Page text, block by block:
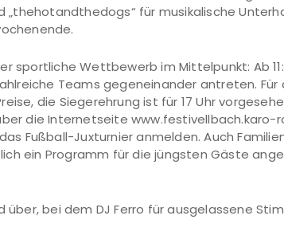
„thehotandthedogs“ für musikalische
sportliche Wettbewerb im Mittelpunkt: Ab
Teams gegeneinander antreten. Für
die Siegerehrung ist für 17 Uhr
die Internetseite www.festivellbach.karo-
Fußball-Juxturnier anmelden. Auch
ein Programm für die jüngsten Gäste
über, bei dem DJ Ferro für ausgelassene